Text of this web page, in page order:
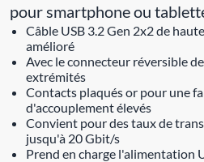
pour smartphone ou
Câble USB 3.2 Gen 2x2 de
amélioré
Avec le connecteur réversible
extrémités
Contacts plaqués or pour une
d'accouplement élevés
Convient pour des taux de
jusqu'à 20 Gbit/s
Prend en charge l'alimentation